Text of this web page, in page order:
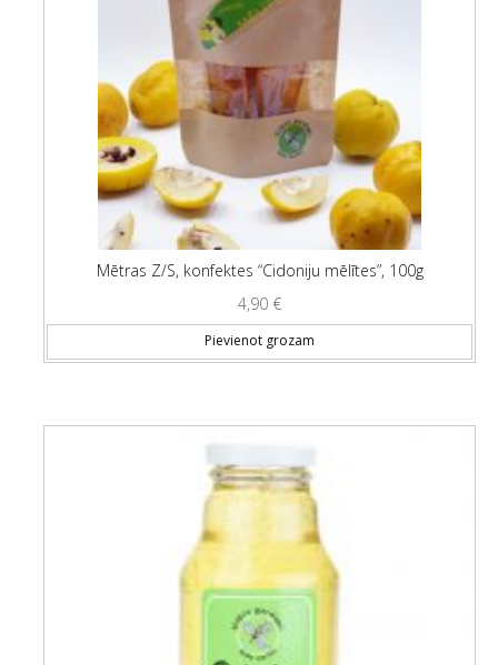
Mētras Z/S, konfektes “Cidoniju mēlītes”, 100g
4,90 €
Pievienot grozam